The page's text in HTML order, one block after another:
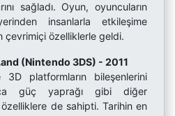
sağladı. Oyun, oyuncuların
insanlarla etkileşime
çevrimiçi özelliklerle geldi.
(Nintendo 3DS) - 2011
platformların bileşenlerini
güç yaprağı gibi diğer
de sahipti. Tarihin en